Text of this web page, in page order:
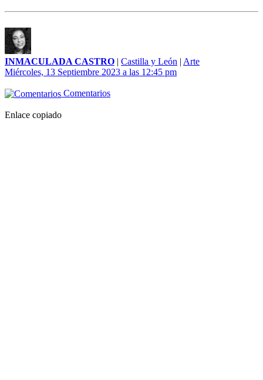
INMACULADA CASTRO | Castilla y León | Arte
Miércoles, 13 Septiembre 2023 a las 12:45 pm
Comentarios
Enlace copiado